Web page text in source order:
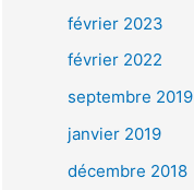
février 2023
février 2022
septembre 2019
janvier 2019
décembre 2018